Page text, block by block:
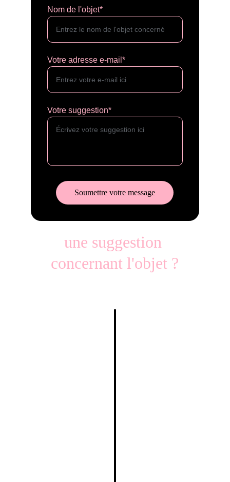
Nom de l'objet*
Votre adresse e-mail*
Votre suggestion*
Soumettre votre message
une suggestion
concernant l'objet ?